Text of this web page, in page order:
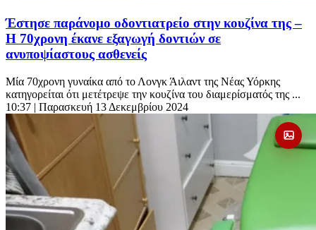
Έστησε παράνομο οδοντιατρείο στην κουζίνα της –
Η 70χρονη έκανε εξαγωγή δοντιών σε
ανυποψίαστους ασθενείς
Μία 70χρονη γυναίκα από το Λονγκ Άιλαντ της Νέας Υόρκης
κατηγορείται ότι μετέτρεψε την κουζίνα του διαμερίσματός της ...
10:37 | Παρασκευή 13 Δεκεμβρίου 2024